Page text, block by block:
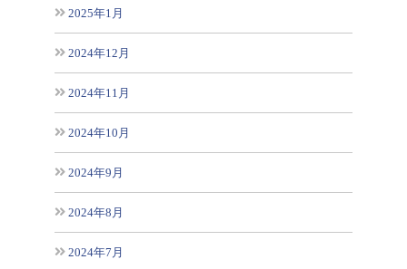
2025年1月
2024年12月
2024年11月
2024年10月
2024年9月
2024年8月
2024年7月